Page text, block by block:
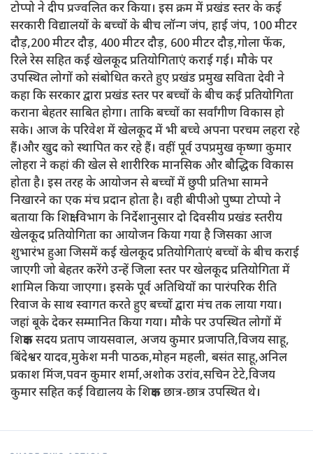
टोप्पो ने दीप प्रज्वलित कर किया। इस क्रम में प्रखंड स्तर के कई
सरकारी विद्यालयों के बच्चों के बीच लॉन्ग जंप, हाई जंप, 100 मीटर
दौड़,200 मीटर दौड़, 400 मीटर दौड़, 600 मीटर दौड़,गोला फेंक,
रिले रेस सहित कई खेलकूद प्रतियोगिताएं कराई गई। मौके पर
उपस्थित लोगों को संबोधित करते हुए प्रखंड प्रमुख सविता देवी ने
कहा कि सरकार द्वारा प्रखंड स्तर पर बच्चों के बीच कई प्रतियोगिता
कराना बेहतर साबित होगा। ताकि बच्चों का सर्वांगीण विकास हो
सके। आज के परिवेश में खेलकूद में भी बच्चे अपना परचम लहरा रहे
हैं।और खुद को स्थापित कर रहे हैं। वहीं पूर्व उपप्रमुख कृष्णा कुमार
लोहरा ने कहां की खेल से शारीरिक मानसिक और बौद्धिक विकास
होता है। इस तरह के आयोजन से बच्चों में छुपी प्रतिभा सामने
निखारने का एक मंच प्रदान होता है। वही बीपीओ पुष्पा टोप्पो ने
बताया कि शिक्षा विभाग के निर्देशानुसार दो दिवसीय प्रखंड स्तरीय
खेलकूद प्रतियोगिता का आयोजन किया गया है जिसका आज
शुभारंभ हुआ जिसमें कई खेलकूद प्रतियोगिताएं बच्चों के बीच कराई
जाएगी जो बेहतर करेंगे उन्हें जिला स्तर पर खेलकूद प्रतियोगिता में
शामिल किया जाएगा। इसके पूर्व अतिथियों का पारंपरिक रीति
रिवाज के साथ स्वागत करते हुए बच्चों द्वारा मंच तक लाया गया।
जहां बूके देकर सम्मानित किया गया। मौके पर उपस्थित लोगों में
शिक्षक सदय प्रताप जायसवाल, अजय कुमार प्रजापति,विजय साहू,
बिंदेश्वर यादव,मुकेश मनी पाठक,मोहन महली, बसंत साहू,अनिल
प्रकाश मिंज,पवन कुमार शर्मा,अशोक उरांव,सचिन टेटे,विजय
कुमार सहित कई विद्यालय के शिक्षक छात्र-छात्र उपस्थित थे।